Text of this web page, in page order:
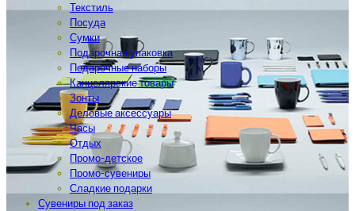
Текстиль
Посуда
Сумки
Подарочная упаковка
Подарочные наборы
Канцелярские товары
Зонты
Деловые аксессуары
Часы
Отдых
Промо-детское
Промо-сувениры
Сладкие подарки
Сувениры под заказ